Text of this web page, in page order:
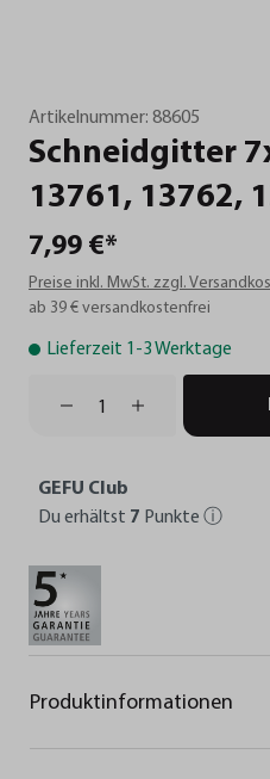
Artikelnummer: 88605
Schneidgitter
13761, 13762,
7,99 €*
Preise inkl. MwSt. zzgl.
ab 39 € versandkostenfrei
Lieferzeit 1-3 Werktage
GEFU Club
Du erhältst 7 Punkte ⓘ
Produktinformationen